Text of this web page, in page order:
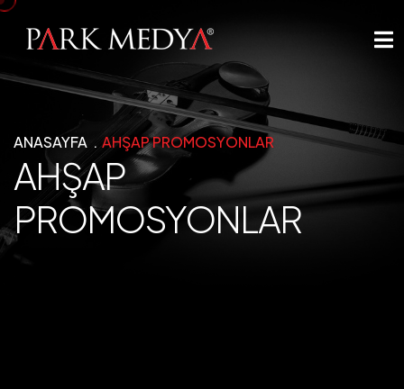
ANASAYFA AHŞAP PROMOSYONLAR
AHŞAP
PROMOSYONLAR